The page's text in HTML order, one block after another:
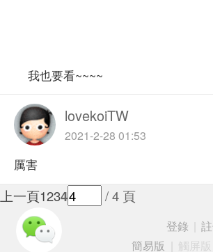
我也要看~~~~
lovekoiTW
2021-2-28 01:53
厲害
上一頁1234 / 4 頁
登錄
簡易版
觸屏版